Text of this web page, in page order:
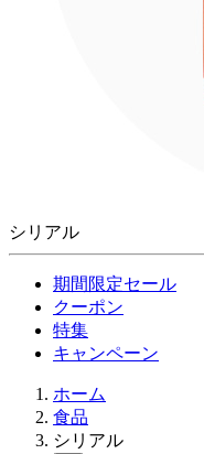
シリアル
期間限定セール
クーポン
特集
キャンペーン
ホーム
食品
シリアル